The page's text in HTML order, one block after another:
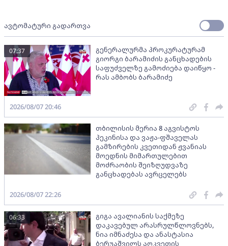
ავტომატური გადართვა
გენერალურმა პროკურატურამ
გიორგი ბარამიძის განცხადების
საფუძველზე გამოძიება დაიწყო -
რას ამბობს ბარამიძე
07:37
2026/08/07 20:46
თბილისის მერია 8 აგვისტოს
პეკინისა და ვაჟა-ფშაველას
გამზირების კვეთიდან ჟვანიას
მოედნის მიმართულებით
მოძრაობის შეიზღუდვაზე
განცხადებას ავრცელებს
2026/08/07 22:26
გიგა ავალიანის საქმეზე
დაკავებულ არასრულწლოვნებს,
ნია იმნაძესა და ანასტასია
ბერუაშვილს აღკვეთის
06:33